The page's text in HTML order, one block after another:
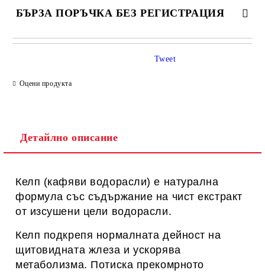
БЪРЗА ПОРЪЧКА БЕЗ РЕГИСТРАЦИЯ
САМО ПОПЪЛНЕТЕ 1 ПОЛЕ
Ние ще се свържем с вас в рамките на работния ден.
Оцени продукта
Tweet
Детайлно описание
Келп (кафяви водорасли) е натурална
формула със съдържание на чист екстракт
от изсушени цели водорасли.
Келп подкрепя нормалната дейност на
щитовидната жлеза и ускорява
метаболизма. Потиска прекомрното